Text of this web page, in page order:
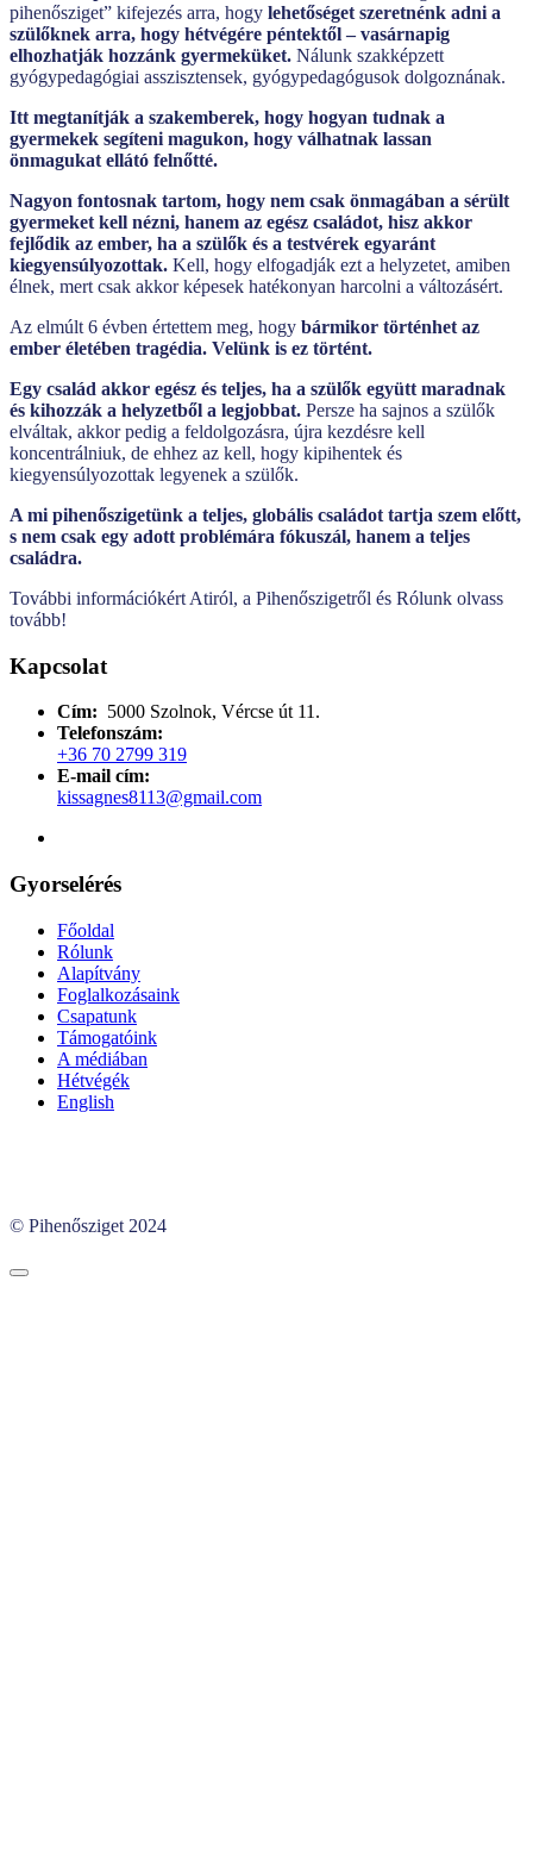
pihenősziget” kifejezés arra, hogy lehetőséget szeretnénk adni a
szülőknek arra, hogy hétvégére péntektől – vasárnapig
elhozhatják hozzánk gyermeküket. Nálunk szakképzett
gyógypedagógiai asszisztensek, gyógypedagógusok dolgoznának.
Itt megtanítják a szakemberek, hogy hogyan tudnak a
gyermekek segíteni magukon, hogy válhatnak lassan
önmagukat ellátó felnőtté.
Nagyon fontosnak tartom, hogy nem csak önmagában a sérült
gyermeket kell nézni, hanem az egész családot, hisz akkor
fejlődik az ember, ha a szülők és a testvérek egyaránt
kiegyensúlyozottak. Kell, hogy elfogadják ezt a helyzetet, amiben
élnek, mert csak akkor képesek hatékonyan harcolni a változásért.
Az elmúlt 6 évben értettem meg, hogy bármikor történhet az
ember életében tragédia. Velünk is ez történt.
Egy család akkor egész és teljes, ha a szülők együtt maradnak
és kihozzák a helyzetből a legjobbat. Persze ha sajnos a szülők
elváltak, akkor pedig a feldolgozásra, újra kezdésre kell
koncentrálniuk, de ehhez az kell, hogy kipihentek és
kiegyensúlyozottak legyenek a szülők.
A mi pihenőszigetünk a teljes, globális családot tartja szem előtt,
s nem csak egy adott problémára fókuszál, hanem a teljes
családra.
További információkért Atiról, a Pihenőszigetről és Rólunk olvass
tovább!
Kapcsolat
Cím: 5000 Szolnok, Vércse út 11.
Telefonszám:
+36 70 2799 319
E-mail cím:
kissagnes8113@gmail.com
Gyorselérés
Főoldal
Rólunk
Alapítvány
Foglalkozásaink
Csapatunk
Támogatóink
A médiában
Hétvégék
English
© Pihenősziget 2024